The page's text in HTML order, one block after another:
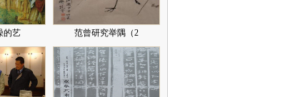
的艺 范曾研究举隅（2